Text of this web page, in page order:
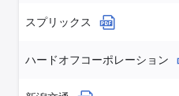
スプリックス
ハードオフコーポレーション